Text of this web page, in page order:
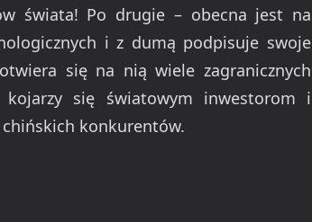
świata! Po drugie – obecna jest na
i z dumą podpisuje swoje
się na nią wiele zagranicznych
kojarzy się światowym inwestorom i
konkurentów.